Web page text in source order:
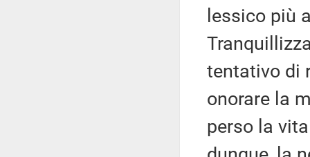
lessico più
tentativo di
onorare la
perso la